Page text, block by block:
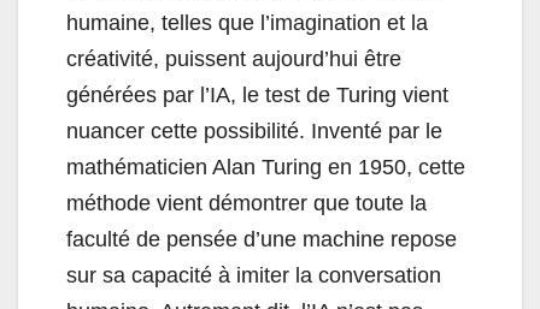
humaine, telles que l’imagination et la
créativité, puissent aujourd’hui être
générées par l’IA, le test de Turing vient
nuancer cette possibilité. Inventé par le
mathématicien Alan Turing en 1950, cette
méthode vient démontrer que toute la
faculté de pensée d’une machine repose
sur sa capacité à imiter la conversation